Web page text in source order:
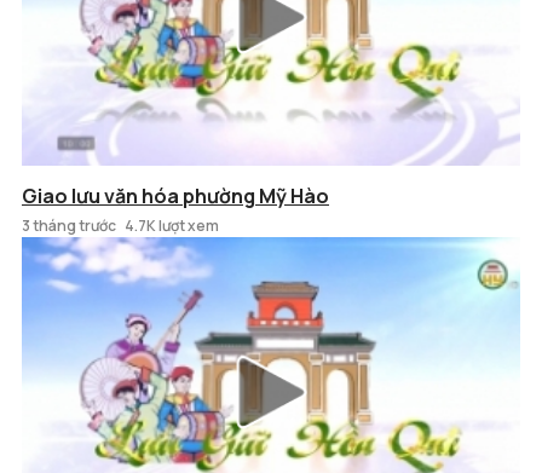
Giao lưu văn hóa phường Mỹ Hào
3 tháng trước 4.7K lượt xem